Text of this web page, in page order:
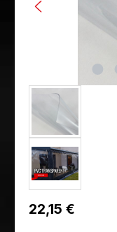
Regulärer Preis:
22,15 €